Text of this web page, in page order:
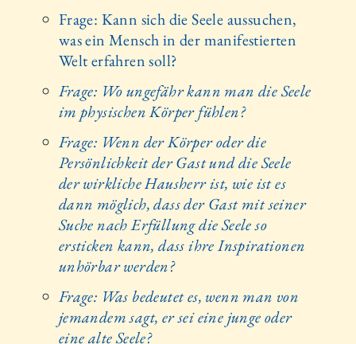
Frage: Kann sich die Seele aussuchen,
was ein Mensch in der manifestierten
Welt erfahren soll?
Frage: Wo ungefähr kann man die Seele
im physischen Körper fühlen?
Frage: Wenn der Körper oder die
Persönlichkeit der Gast und die Seele
der wirkliche Hausherr ist, wie ist es
dann möglich, dass der Gast mit seiner
Suche nach Erfüllung die Seele so
ersticken kann, dass ihre Inspirationen
unhörbar werden?
Frage: Was bedeutet es, wenn man von
jemandem sagt, er sei eine junge oder
eine alte Seele?